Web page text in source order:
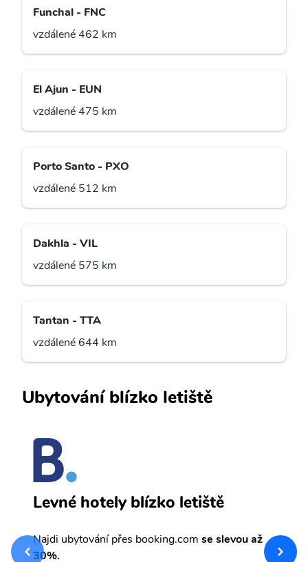
Funchal - FNC
vzdálené 462 km
El Ajun - EUN
vzdálené 475 km
Porto Santo - PXO
vzdálené 512 km
Dakhla - VIL
vzdálené 575 km
Tantan - TTA
vzdálené 644 km
Ubytování blízko letiště
Levné hotely blízko letiště
Najdi ubytování přes booking.com se slevou až
30%.